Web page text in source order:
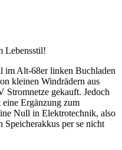
Lebensstil!
im Alt-68er linken Buchladen
kleinen Windrädern aus
Stromnetze gekauft. Jedoch
Ergänzung zum
Null in Elektrotechnik, also
Speicherakkus per se nicht